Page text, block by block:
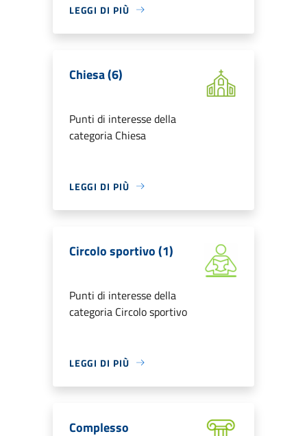
LEGGI DI PIÙ
Chiesa (6)
Punti di interesse della
categoria Chiesa
LEGGI DI PIÙ
Circolo sportivo (1)
Punti di interesse della
categoria Circolo sportivo
LEGGI DI PIÙ
Complesso